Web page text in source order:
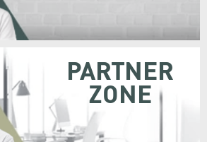
PARTNER
ZONE